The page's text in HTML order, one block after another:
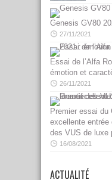
Genesis GV80
27/11/2021
Essai de l’Alfa
émotion et
26/11/2021
Premier essai du
excellente
des VUS de luxe
16/08/2021
ACTUALITÉ